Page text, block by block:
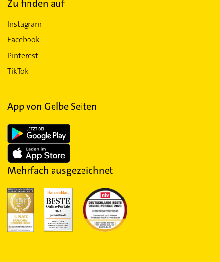
Zu finden auf
Instagram
Facebook
Pinterest
TikTok
App von Gelbe Seiten
Mehrfach ausgezeichnet